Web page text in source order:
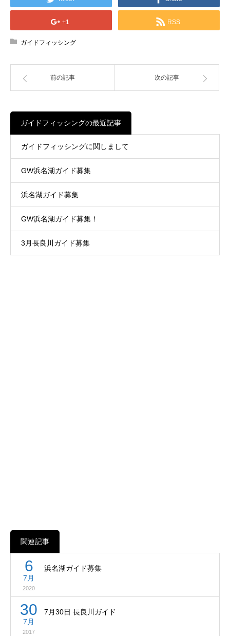
+1 RSS
ガイドフィッシング
前の記事 次の記事
ガイドフィッシングの最近記事
ガイドフィッシングに関しまして
GW浜名湖ガイド募集
浜名湖ガイド募集
GW浜名湖ガイド募集！
3月長良川ガイド募集
関連記事
6
7月
2020
浜名湖ガイド募集
30
7月
2017
7月30日 長良川ガイド